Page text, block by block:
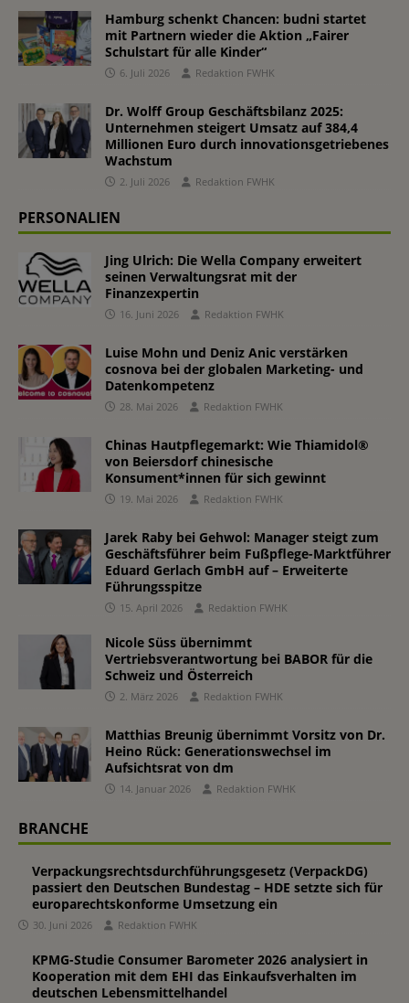
Hamburg schenkt Chancen: budni startet
mit Partnern wieder die Aktion „Fairer
Schulstart für alle Kinder“
6. Juli 2026 Redaktion FWHK
Dr. Wolff Group Geschäftsbilanz 2025:
Unternehmen steigert Umsatz auf 384,4
Millionen Euro durch innovationsgetriebenes
Wachstum
2. Juli 2026 Redaktion FWHK
PERSONALIEN
Jing Ulrich: Die Wella Company erweitert
seinen Verwaltungsrat mit der
Finanzexpertin
16. Juni 2026 Redaktion FWHK
Luise Mohn und Deniz Anic verstärken
cosnova bei der globalen Marketing- und
Datenkompetenz
28. Mai 2026 Redaktion FWHK
Chinas Hautpflegemarkt: Wie Thiamidol®
von Beiersdorf chinesische
Konsument*innen für sich gewinnt
19. Mai 2026 Redaktion FWHK
Jarek Raby bei Gehwol: Manager steigt zum
Geschäftsführer beim Fußpflege-Marktführer
Eduard Gerlach GmbH auf – Erweiterte
Führungsspitze
15. April 2026 Redaktion FWHK
Nicole Süss übernimmt
Vertriebsverantwortung bei BABOR für die
Schweiz und Österreich
2. März 2026 Redaktion FWHK
Matthias Breunig übernimmt Vorsitz von Dr.
Heino Rück: Generationswechsel im
Aufsichtsrat von dm
14. Januar 2026 Redaktion FWHK
BRANCHE
Verpackungsrechtsdurchführungsgesetz (VerpackDG)
passiert den Deutschen Bundestag – HDE setzte sich für
europarechtskonforme Umsetzung ein
30. Juni 2026 Redaktion FWHK
KPMG-Studie Consumer Barometer 2026 analysiert in
Kooperation mit dem EHI das Einkaufsverhalten im
deutschen Lebensmittelhandel